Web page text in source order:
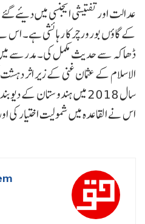
عدالت اور تفتیشی ایجنسی میں دیئے
ڈھاکہ سے حدیث مکمل کی۔ مدرسے
الاسلام کے عثمان غنی کے زیر اثر
سال 2018 میں ہندوستان کے
اس نے القاعدہ میں شمولیت اختیار کی